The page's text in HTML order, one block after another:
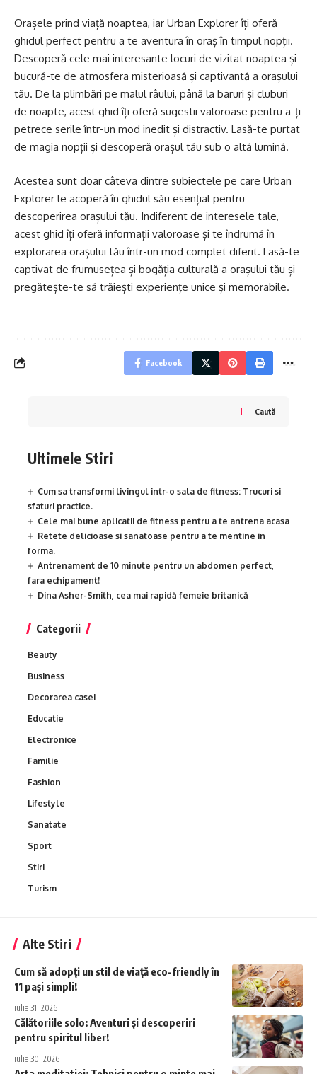
Orașele prind viață noaptea, iar Urban Explorer îți oferă
ghidul perfect pentru a te aventura în oraș în timpul nopții.
Descoperă cele mai interesante locuri de vizitat noaptea și
bucură-te de atmosfera misterioasă și captivantă a orașului
tău. De la plimbări pe malul râului, până la baruri și cluburi
de noapte, acest ghid îți oferă sugestii valoroase pentru a-ți
petrece serile într-un mod inedit și distractiv. Lasă-te purtat
de magia nopții și descoperă orașul tău sub o altă lumină.
Acestea sunt doar câteva dintre subiectele pe care Urban
Explorer le acoperă în ghidul său esențial pentru
descoperirea orașului tău. Indiferent de interesele tale,
acest ghid îți oferă informații valoroase și te îndrumă în
explorarea orașului tău într-un mod complet diferit. Lasă-te
captivat de frumusețea și bogăția culturală a orașului tău și
pregătește-te să trăiești experiențe unice și memorabile.
Facebook
Caută
Ultimele Stiri
Cum sa transformi livingul intr-o sala de fitness: Trucuri si
sfaturi practice.
Cele mai bune aplicatii de fitness pentru a te antrena acasa
Retete delicioase si sanatoase pentru a te mentine in
forma.
Antrenament de 10 minute pentru un abdomen perfect,
fara echipament!
Dina Asher-Smith, cea mai rapidă femeie britanică
Categorii
Beauty
Business
Decorarea casei
Educatie
Electronice
Familie
Fashion
Lifestyle
Sanatate
Sport
Stiri
Turism
Alte Stiri
Cum să adopți un stil de viață eco-friendly în
11 pași simpli!
iulie 31, 2026
Călătoriile solo: Aventuri și descoperiri
pentru spiritul liber!
iulie 30, 2026